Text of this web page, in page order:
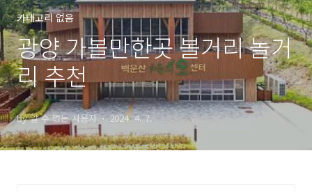
카테고리 없음
광양 가볼만한곳 볼거리 놀거
리 추천
by 알 수 없는 사용자 2024. 4. 7.